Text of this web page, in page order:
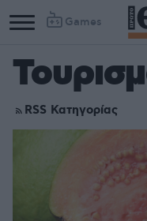
Games
RSS Κατηγορίας